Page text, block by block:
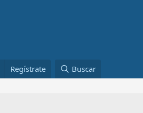
Regístrate Buscar